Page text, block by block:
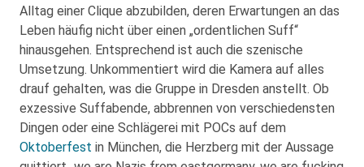
Alltag einer Clique abzubilden, deren Erwartungen an das
Leben häufig nicht über einen „ordentlichen Suff“
hinausgehen. Entsprechend ist auch die szenische
Umsetzung. Unkommentiert wird die Kamera auf alles
drauf gehalten, was die Gruppe in Dresden anstellt. Ob
exzessive Suffabende, abbrennen von verschiedensten
Dingen oder eine Schlägerei mit POCs auf dem
Oktoberfest in München, die Herzberg mit der Aussage